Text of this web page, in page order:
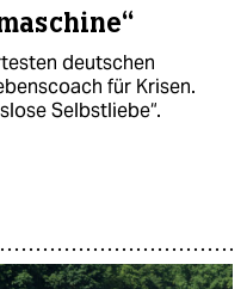
deutschen
für Krisen.
Selbstliebe“.